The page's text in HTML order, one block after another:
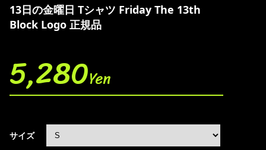
13日の金曜日 Tシャツ Friday The 13th
Block Logo 正規品
5,280Yen
サイズ